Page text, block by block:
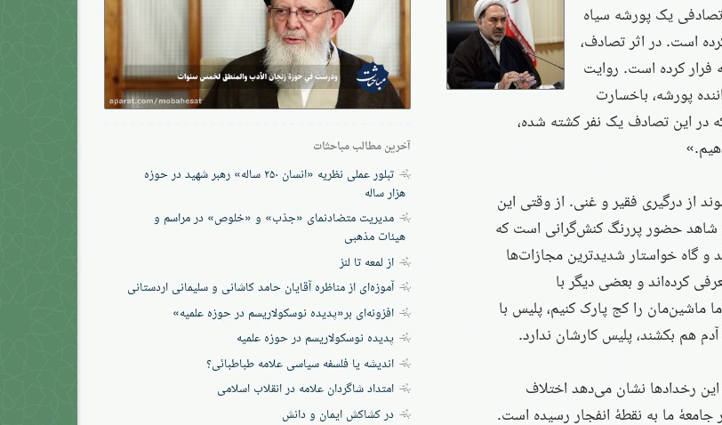
یک پورشه سیاه
است. در اثر تصادف،
فرار کرده است. روایت
پورشه، باخسارت
در این تصادف یک نفر کشته شده،
از درگیری فقیر و غنی. از وقتی این
حضور پررنگ کنش‌گرانی است که
و گاه خواستار شدیدترین مجازات‌ها
کرده‌اند و بعضی دیگر با
ماشین‌مان را کج پارک کنیم، پلیس با
هم بکشند، پلیس کارشان ندارد.
رخدادها نشان می‌دهد اختلاف
جامعهٔ ما به نقطهٔ انفجار رسیده است.
آخرین مطالب مباحثات
تبلور عملی نظریه «انسان ۲۵۰ ساله» رهبر شهید در حوزه
هزار ساله
مدیریت متضادنمای «جذب» و «خلوص» در مراسم و
هیئات مذهبی
از لمعه تا لنز
آموزه‌ای از مناظره آقایان حامد کاشانی و سلیمانی اردستانی
افزونه‌ای بر«پدیده نوسکولاریسم در حوزه‌ علمیه»
پدیده نوسکولاریسم در حوزه علمیه
اندیشه یا فلسفه سیاسی علامه طباطبائی؟
امتداد شاگردان علامه در انقلاب اسلامی
در کشاکش ایمان و دانش